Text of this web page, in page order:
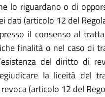
lo riguardano o di
dati (articolo 12 del
il consenso al
finalità o nel caso di
del diritto di
la liceità del
(articolo 12 del